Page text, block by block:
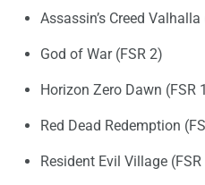
Assassin’s Creed Valhalla
God of War (FSR 2)
Horizon Zero Dawn (FSR
Red Dead Redemption
Resident Evil Village (FSR